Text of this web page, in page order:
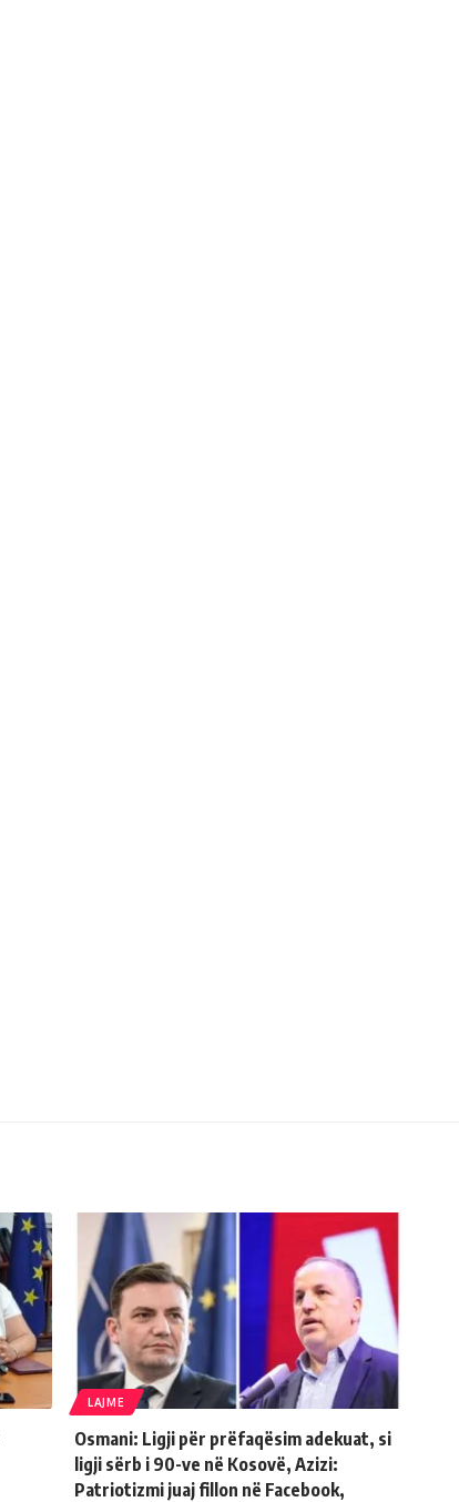
LAJME
Osmani: Ligji për prëfaqësim adekuat, si
ligji sërb i 90-ve në Kosovë, Azizi:
Patriotizmi juaj fillon në Facebook,